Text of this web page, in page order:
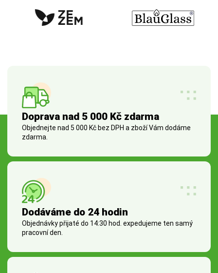
Doprava nad 5 000 Kč zdarma
Objednejte nad 5 000 Kč bez DPH a zboží Vám dodáme
zdarma.
Dodáváme do 24 hodin
Objednávky přijaté do 14:30 hod. expedujeme ten samý
pracovní den.